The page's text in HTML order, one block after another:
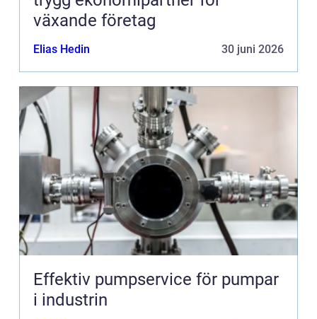
växande företag
Elias Hedin 30 juni 2026
Effektiv pumpservice för pumpar
i industrin